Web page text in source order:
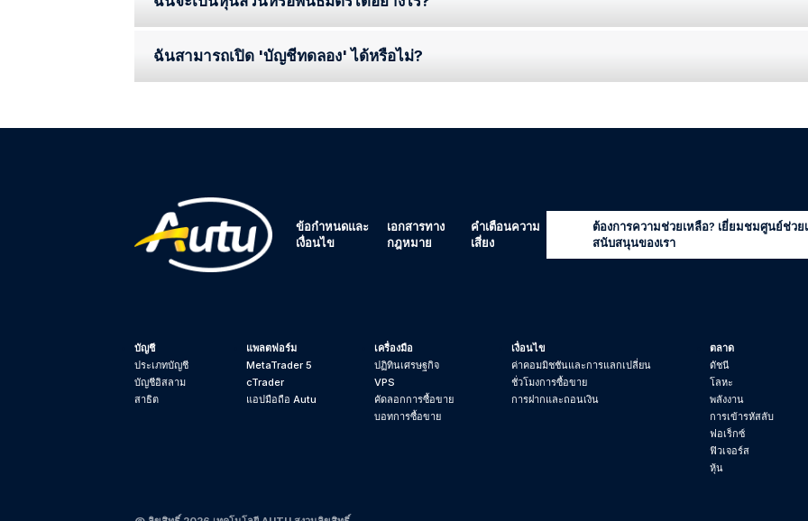
ฉันสามารถเปิด 'บัญชีทดลอง' ได้หรือไม่?
ข้อกำหนดและ
เงื่อนไข
เอกสารทาง
กฎหมาย
คำเตือนความ
เสี่ยง
ต้องการความช่วยเหลือ? เยี่ยมชมศูนย์ช่วย
สนับสนุนของเรา
บัญชี
ประเภทบัญชี
บัญชีอิสลาม
สาธิต
แพลตฟอร์ม
MetaTrader 5
cTrader
แอปมือถือ Autu
เครื่องมือ
ปฏิทินเศรษฐกิจ
VPS
คัดลอกการซื้อขาย
บอทการซื้อขาย
เงื่อนไข
ค่าคอมมิชชันและการแลกเปลี่ยน
ชั่วโมงการซื้อขาย
การฝากและถอนเงิน
ตลาด
ดัชนี
โลหะ
พลังงาน
การเข้ารหัสลับ
ฟอเร็กซ์
ฟิวเจอร์ส
หุ้น